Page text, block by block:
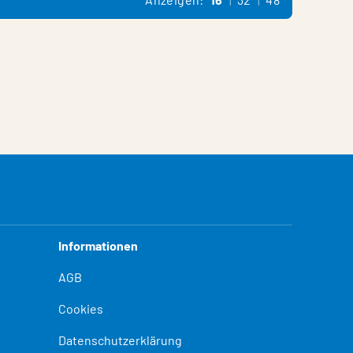
Informationen
AGB
Cookies
Datenschutzerklärung